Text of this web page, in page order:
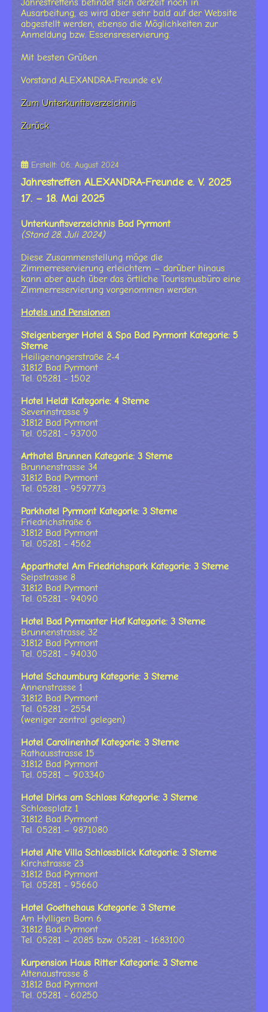
Jahrestreffens befindet sich derzeit noch in
Ausarbeitung, es wird aber sehr bald auf der Website
abgestellt werden, ebenso die Möglichkeiten zur
Anmeldung bzw. Essensreservierung.
Mit besten Grüßen
Vorstand ALEXANDRA-Freunde e.V.
Zum Unterkunftsverzeichnis
Zurück
Erstellt: 06. August 2024
Jahrestreffen ALEXANDRA-Freunde e. V. 2025
17. – 18. Mai 2025
Unterkunftsverzeichnis Bad Pyrmont
(Stand 28. Juli 2024)
Diese Zusammenstellung möge die
Zimmerreservierung erleichtern – darüber hinaus
kann aber auch über das örtliche Tourismusbüro eine
Zimmerreservierung vorgenommen werden.
Hotels und Pensionen
Steigenberger Hotel & Spa Bad Pyrmont Kategorie: 5
Sterne
Heiligenangerstraße 2-4
31812 Bad Pyrmont
Tel. 05281 - 1502
Hotel Heldt Kategorie: 4 Sterne
Severinstrasse 9
31812 Bad Pyrmont
Tel. 05281 - 93700
Arthotel Brunnen Kategorie: 3 Sterne
Brunnenstrasse 34
31812 Bad Pyrmont
Tel. 05281 - 9597773
Parkhotel Pyrmont Kategorie: 3 Sterne
Friedrichstraße 6
31812 Bad Pyrmont
Tel. 05281 - 4562
Apparthotel Am Friedrichspark Kategorie: 3 Sterne
Seipstrasse 8
31812 Bad Pyrmont
Tel. 05281 - 94090
Hotel Bad Pyrmonter Hof Kategorie: 3 Sterne
Brunnenstrasse 32
31812 Bad Pyrmont
Tel. 05281 - 94030
Hotel Schaumburg Kategorie: 3 Sterne
Annenstrasse 1
31812 Bad Pyrmont
Tel. 05281 - 2554
(weniger zentral gelegen)
Hotel Carolinenhof Kategorie: 3 Sterne
Rathausstrasse 15
31812 Bad Pyrmont
Tel. 05281 – 903340
Hotel Dirks am Schloss Kategorie: 3 Sterne
Schlossplatz 1
31812 Bad Pyrmont
Tel. 05281 – 9871080
Hotel Alte Villa Schlossblick Kategorie: 3 Sterne
Kirchstrasse 23
31812 Bad Pyrmont
Tel. 05281 - 95660
Hotel Goethehaus Kategorie: 3 Sterne
Am Hylligen Born 6
31812 Bad Pyrmont
Tel. 05281 – 2085 bzw. 05281 - 1683100
Kurpension Haus Ritter Kategorie: 3 Sterne
Altenaustrasse 8
31812 Bad Pyrmont
Tel. 05281 - 60250